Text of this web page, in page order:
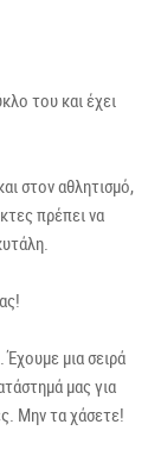
του και έχει
στον αθλητισμό,
πρέπει να
Έχουμε μια σειρά
μας για
Μην τα χάσετε!